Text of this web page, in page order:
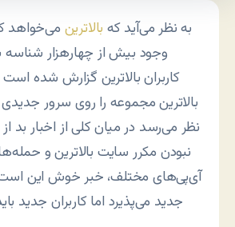
به نظر می‌آید که بالاترین می‌خواهد
وجود بیش از چهارهزار
کاربران بالاترین گزارش شده
بالاترین مجموعه را روی سرور جدیدی
نظر می‌رسد در میان کلی از اخبار بد
نبودن مکرر سایت بالاترین و
آی‌پی‌های مختلف، خبر خوش این است
جدید می‌پذیرد اما کاربران جدید